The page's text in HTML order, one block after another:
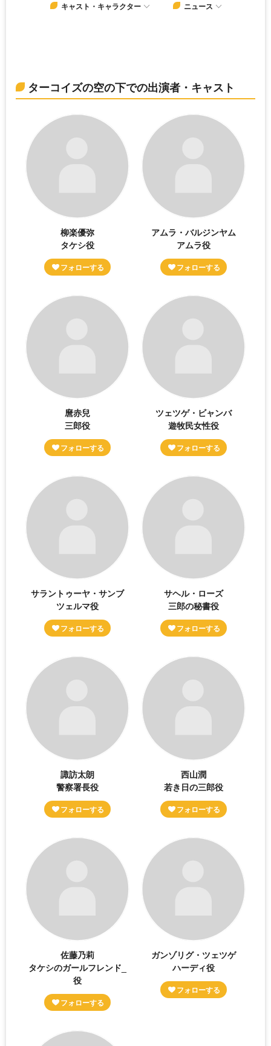
キャスト・キャラクター ニュース
ターコイズの空の下での出演者・キャスト
柳楽優弥
タケシ役
アムラ・バルジンヤム
アムラ役
麿赤兒
三郎役
ツェツゲ・ビャンバ
遊牧民女性役
サラントゥーヤ・サンブ
ツェルマ役
サヘル・ローズ
三郎の秘書役
諏訪太朗
警察署長役
西山潤
若き日の三郎役
佐藤乃莉
タケシのガールフレンド_
役
ガンゾリグ・ツェツゲ
ハーディ役